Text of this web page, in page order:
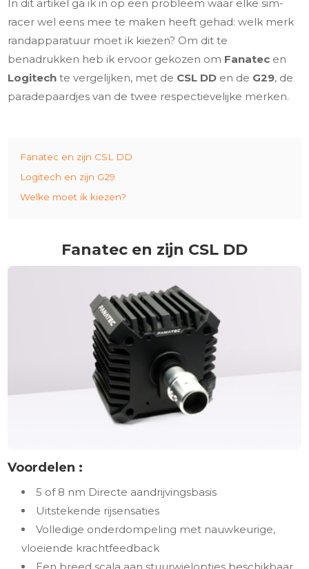
In dit artikel ga ik in op een probleem waar elke sim-
racer wel eens mee te maken heeft gehad: welk merk
randapparatuur moet ik kiezen? Om dit te
benadrukken heb ik ervoor gekozen om Fanatec en
Logitech te vergelijken, met de CSL DD en de G29, de
paradepaardjes van de twee respectievelijke merken.
Fanatec en zijn CSL DD
Logitech en zijn G29
Welke moet ik kiezen?
Fanatec en zijn CSL DD
Voordelen :
5 of 8 nm Directe aandrijvingsbasis
Uitstekende rijsensaties
Volledige onderdompeling met nauwkeurige,
vloeiende krachtfeedback